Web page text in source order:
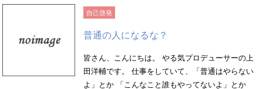
自己啓発
普通の人になるな？
皆さん、こんにちは。 やる気プロデューサーの上
田洋輔です。 仕事をしていて、「普通はやらない
よ」とか 「こんなこと誰もやってないよ」とか